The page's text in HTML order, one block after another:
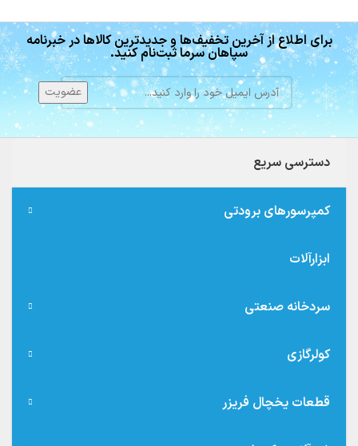
برای اطلاع از آخرین تخفیف‌ها و جدیدترین کالاها در خبرنامه
سپاهان سرما ثبت‌نام کنید.
دسترسی سریع
کمپرسورهای برودتی
ابزارآلات
سردخانه صنعتی
کولرگازی
قطعات یخچال فریزر